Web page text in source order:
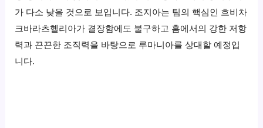
가 다소 낮을 것으로 보입니다. 조지아는 팀의 핵심인 흐비차
크바라츠헬리아가 결장함에도 불구하고 홈에서의 강한 저항
력과 끈끈한 조직력을 바탕으로 루마니아를 상대할 예정입
니다.